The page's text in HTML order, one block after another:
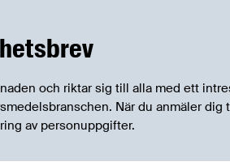
a
och riktar sig till alla med ett
När du anmäler dig
av personuppgifter.